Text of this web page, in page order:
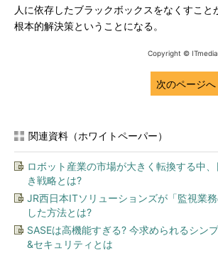
人に依存したブラックボックスをなくすこと
根本的解決策ということになる。
Copyright ©
次のページへ
関連資料（ホワイトペーパー）
ロボット産業の市場が大きく転換する中
き戦略とは?
JR西日本ITソリューションズが「監視業
した方法とは?
SASEは高機能すぎる? 今求められるシン
&セキュリティとは